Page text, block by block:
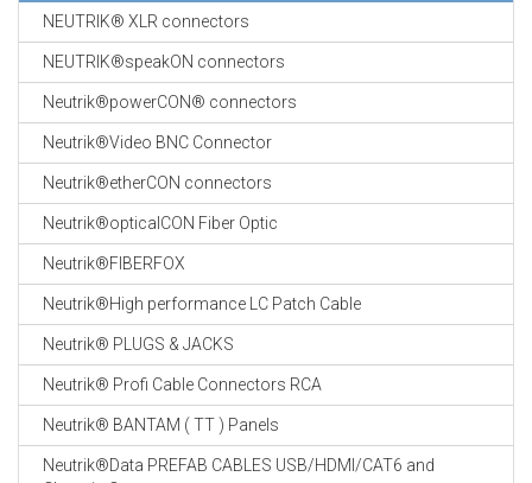
GEVLOCHTEN KOUS
EN
KRIMP KOUS
KOPER KABEL
OP ROL
OCC OPTICAL
FIBER CABLE
GE-ASSEMBLEERDE
19" RACKS
EN
TOEBEHOREN
NEUTRIK® XLR connectors
NEUTRIK®speakON connectors
Neutrik®powerCON® connectors
Neutrik®Video BNC Connector
Neutrik®etherCON connectors
Neutrik®opticalCON Fiber Optic
Neutrik®FIBERFOX
Neutrik®High performance LC Patch Cable
Neutrik® PLUGS & JACKS
Neutrik® Profi Cable Connectors RCA
Neutrik® BANTAM ( TT ) Panels
Neutrik®Data PREFAB CABLES USB/HDMI/CAT6 and